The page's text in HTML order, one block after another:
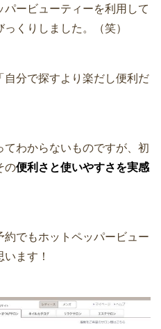
ービューティーを利用して
くりしました。（笑）
分で探すより楽だし便利だ
わからないものですが、初
の便利さと使いやすさを実感
でもホットペッパービュー
ます！